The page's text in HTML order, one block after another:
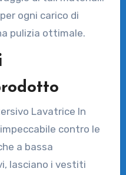
ogni carico di
pulizia ottimale.
Lavatrice In
contro le
a bassa
lasciano i vestiti